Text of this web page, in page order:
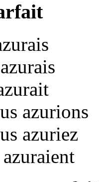
ais
azurais
ait
azurions
azuriez
azuraient